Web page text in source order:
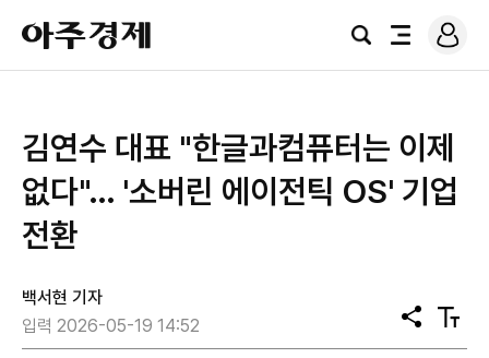
아
주
경
검
전
로
그
김연수 대표 "한글과컴퓨터는 이제
없다"… '소버린 에이전틱 OS' 기업
전환
백서현 기자
입력 2026-05-19 14:52
공
유
텍
스